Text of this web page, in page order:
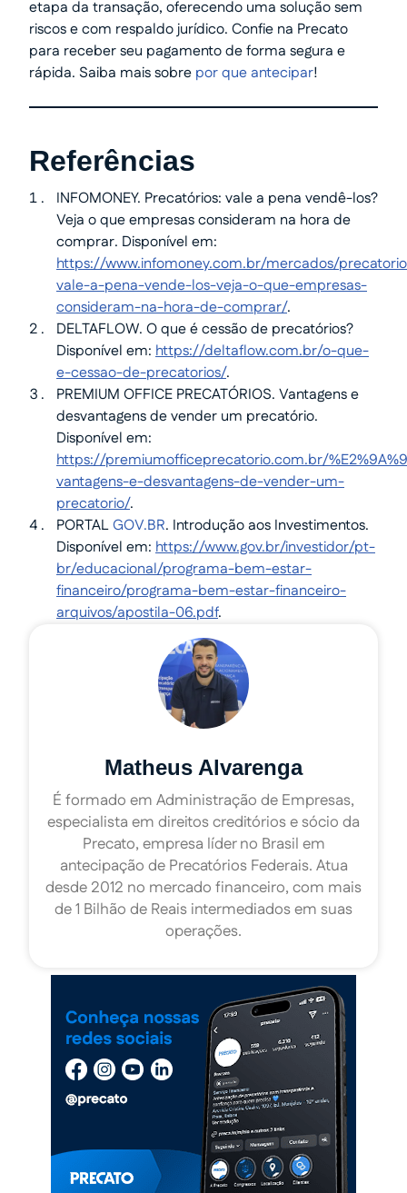
etapa da transação, oferecendo uma solução sem
riscos e com respaldo jurídico. Confie na Precato
para receber seu pagamento de forma segura e
rápida. Saiba mais sobre por que antecipar!
Referências
INFOMONEY. Precatórios: vale a pena vendê-los?
Veja o que empresas consideram na hora de
comprar. Disponível em:
https://www.infomoney.com.br/mercados/
vale-a-pena-vende-los-veja-o-que-empresas-
consideram-na-hora-de-comprar/.
DELTAFLOW. O que é cessão de precatórios?
Disponível em: https://deltaflow.com.br/o-que-
e-cessao-de-precatorios/.
PREMIUM OFFICE PRECATÓRIOS. Vantagens e
desvantagens de vender um precatório.
Disponível em:
https://premiumofficeprecatorio.com.br/
vantagens-e-desvantagens-de-vender-um-
precatorio/.
PORTALGOV.BR. Introdução aos Investimentos.
Disponível em: https://www.gov.br/investidor/pt-
br/educacional/programa-bem-estar-
financeiro/programa-bem-estar-financeiro-
arquivos/apostila-06.pdf.
Matheus Alvarenga
É formado em Administração de Empresas,
especialista em direitos creditórios e sócio da
Precato, empresa líder no Brasil em
antecipação de Precatórios Federais. Atua
desde 2012 no mercado financeiro, com mais
de 1 Bilhão de Reais intermediados em suas
operações.